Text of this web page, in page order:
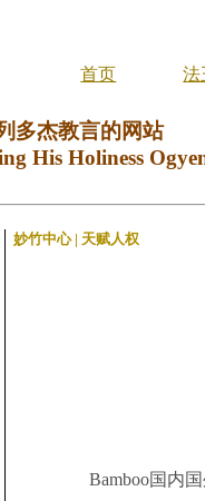
首页 法
多杰教言的网站
His Holiness
妙竹中心 | 天赋人权
Bamboo国内